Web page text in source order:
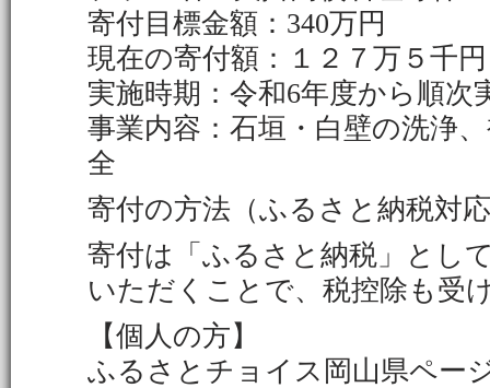
寄付目標金額：340万円
現在の寄付額：１２７万５千
実施時期：令和6年度から順次
事業内容：石垣・白壁の洗浄
全
寄付の方法（ふるさと納税対
寄付は「ふるさと納税」とし
いただくことで、税控除も受
【個人の方】
ふるさとチョイス岡山県ペー